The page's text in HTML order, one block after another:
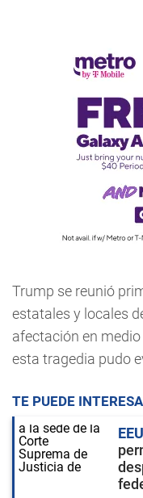
Trump se reunió
estatales y locales
afectación en
esta tragedia pudo
TE PUEDE